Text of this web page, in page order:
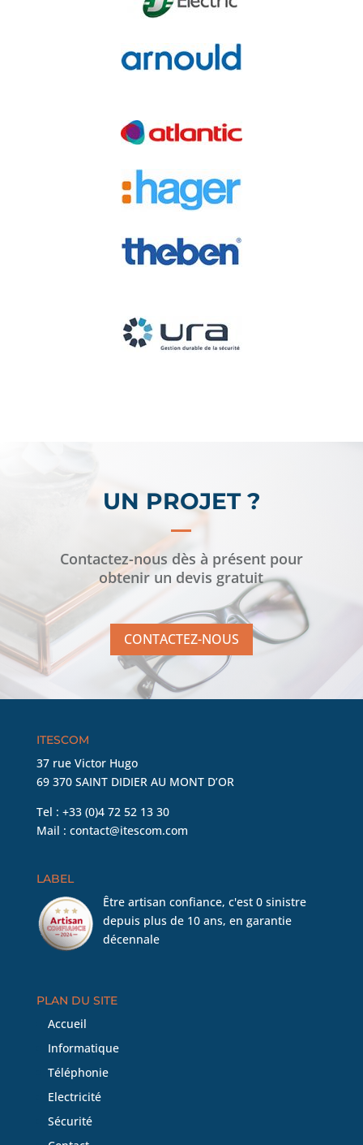
UN PROJET ?
Contactez-nous dès à présent pour
obtenir un devis gratuit
CONTACTEZ-NOUS
ITESCOM
37 rue Victor Hugo
69 370 SAINT DIDIER AU MONT D’OR
Tel : +33 (0)4 72 52 13 30
Mail : contact@itescom.com
LABEL
Être artisan confiance, c'est 0 sinistre
depuis plus de 10 ans, en garantie
décennale
PLAN DU SITE
Accueil
Informatique
Téléphonie
Electricité
Sécurité